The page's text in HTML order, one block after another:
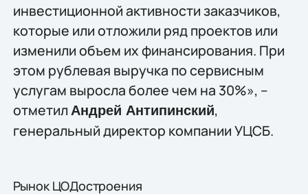
инвестиционной активности заказчиков,
которые или отложили ряд проектов или
изменили объем их финансирования. При
этом рублевая выручка по сервисным
услугам выросла более чем на 30%», –
отметил Андрей Антипинский,
генеральный директор компании УЦСБ.
Рынок ЦОДостроения